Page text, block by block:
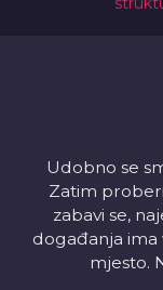
Udobno se
Zatim
zabavi se,
događanja ima
mjesto.